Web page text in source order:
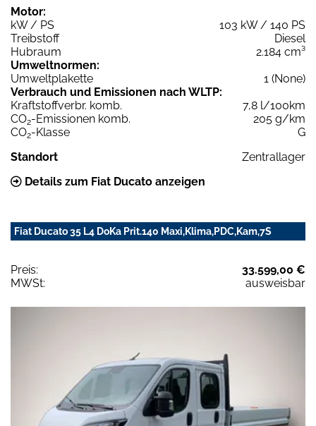
Motor:
kW / PS
103 kW / 140 PS
Treibstoff
Diesel
Hubraum
2.184 cm³
Umweltnormen:
Umweltplakette
1 (None)
Verbrauch und Emissionen nach WLTP:
Kraftstoffverbr. komb.
7,8 l/100km
CO2-Emissionen komb.
205 g/km
CO2-Klasse
G
Standort
Zentrallager
Details zum Fiat Ducato anzeigen
Fiat Ducato 35 L4 DoKa Prit.140 Maxi,Klima,PDC,Kam,7S
Preis:
33.599,00 €
MWSt:
ausweisbar